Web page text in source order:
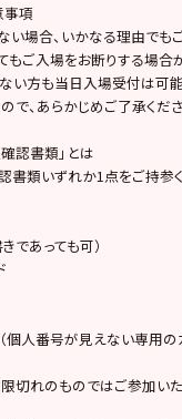
項
い場合、いかなる理由でも
もご入場をお断りする場合
い方も当日入場受付は可
で、あらかじめご了承くださ
認書類」とは
類いずれか1点をご持参く
であっても可）
個人番号が見えない専用の
切れのものではご参加いた